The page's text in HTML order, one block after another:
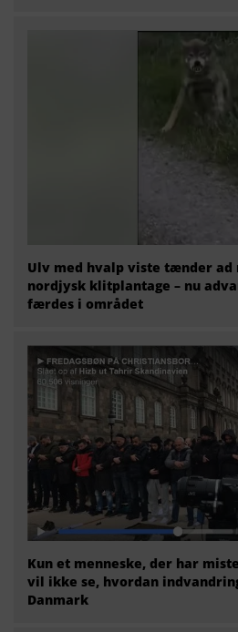
Ulv med hvalp viste tænder ad
nordjysk klitplantage – nu
færdes i området
Kun et menneske, der har
vil ikke se, hvordan
Danmark